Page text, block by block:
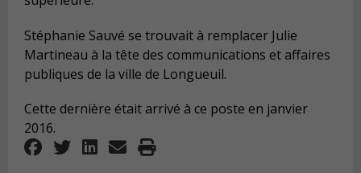
Stéphanie Sauvé se trouvait à remplacer Julie
Martineau à la tête des communications et affaires
publiques de la ville de Longueuil.
Cette dernière était arrivé à ce poste en janvier
2016.